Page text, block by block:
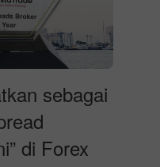
sebagai
di Forex